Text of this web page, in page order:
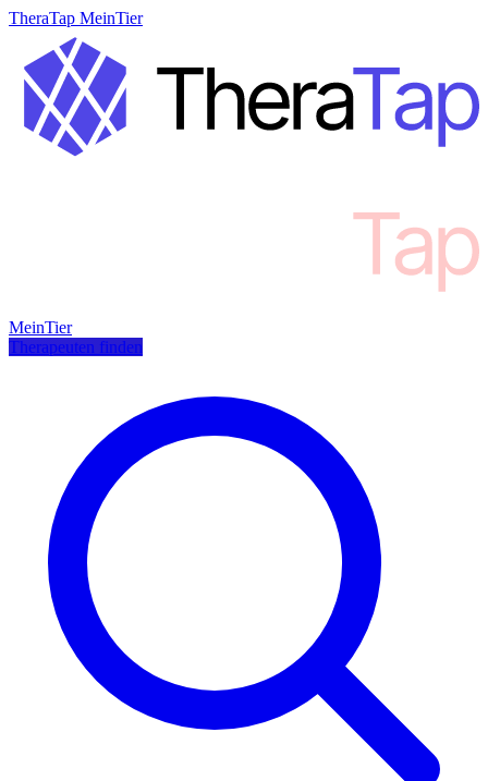
TheraTap MeinTier
MeinTier
Therapeuten finden